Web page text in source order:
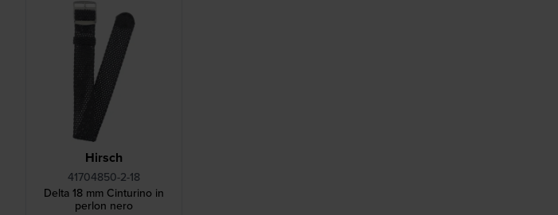
Hirsch
41704850-2-18
Delta 18 mm Cinturino in
perlon nero